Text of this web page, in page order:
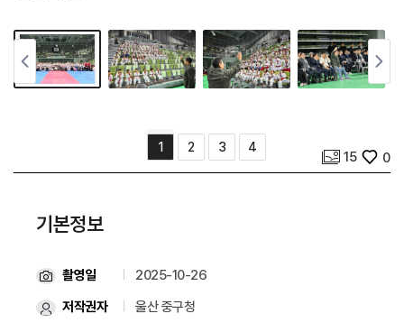
사진 개수
15
좋아요
0
기본정보
촬영일
2025-10-26
저작권자
울산 중구청
1 2 3 4